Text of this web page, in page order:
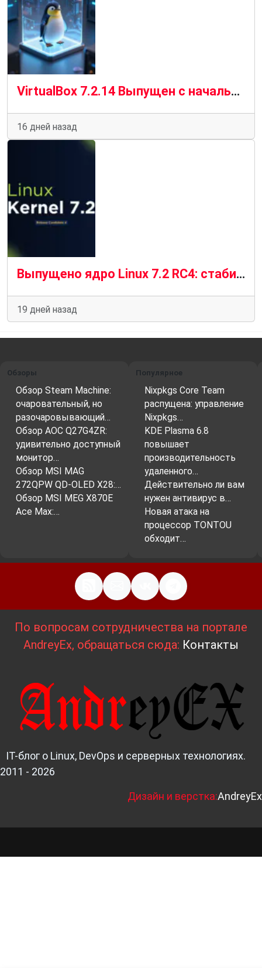
VirtualBox 7.2.14 Выпущен с начальной поддержкой ядра Linux 7.2
16 дней назад
Выпущено ядро ​​Linux 7.2 RC4: стабильный прогресс в условиях «новой нормальности»
19 дней назад
Обзоры
Обзор Steam Machine:
очаровательный, но
разочаровывающий…
Обзор AOC Q27G4ZR:
удивительно доступный
монитор…
Обзор MSI MAG
272QPW QD-OLED X28:…
Обзор MSI MEG X870E
Ace Max:…
Популярное
Nixpkgs Core Team
распущена: управление
Nixpkgs…
KDE Plasma 6.8
повышает
производительность
удаленного…
Действительно ли вам
нужен антивирус в…
Новая атака на
процессор TONTOU
обходит…
По вопросам сотрудничества на портале
AndreyEx, обращаться сюда: Контакты
IT-блог о Linux, DevOps и серверных технологиях.
2011 - 2026
Дизайн и верстка:AndreyEx